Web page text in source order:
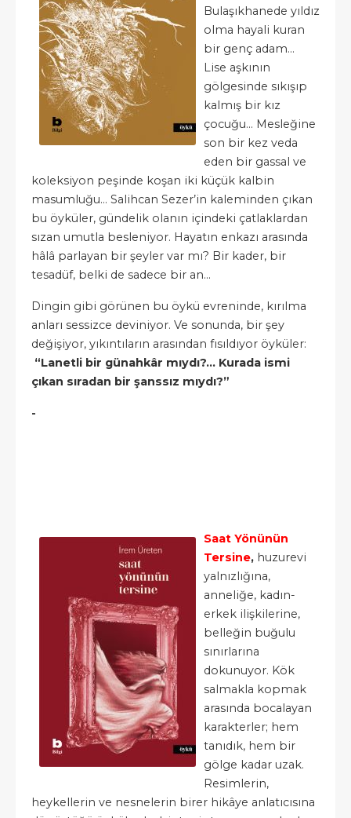
Bulaşıkhanede yıldız
olma hayali kuran
bir genç adam...
Lise aşkının
gölgesinde sıkışıp
kalmış bir kız
çocuğu... Mesleğine
son bir kez veda
eden bir gassal ve
koleksiyon peşinde koşan iki küçük kalbin
masumluğu... Salihcan Sezer’in kaleminden çıkan
bu öyküler, gündelik olanın içindeki çatlaklardan
sızan umutla besleniyor. Hayatın enkazı arasında
hâlâ parlayan bir şeyler var mı? Bir kader, bir
tesadüf, belki de sadece bir an...
Dingin gibi görünen bu öykü evreninde, kırılma
anları sessizce deviniyor. Ve sonunda, bir şey
değişiyor, yıkıntıların arasından fısıldıyor öyküler:
“Lanetli bir günahkâr mıydı?… Kurada ismi
çıkan sıradan bir şanssız mıydı?”
-
Saat Yönünün
Tersine, huzurevi
yalnızlığına,
anneliğe, kadın-
erkek ilişkilerine,
belleğin buğulu
sınırlarına
dokunuyor. Kök
salmakla kopmak
arasında bocalayan
karakterler; hem
tanıdık, hem bir
gölge kadar uzak.
Resimlerin,
heykellerin ve nesnelerin birer hikâye anlatıcısına